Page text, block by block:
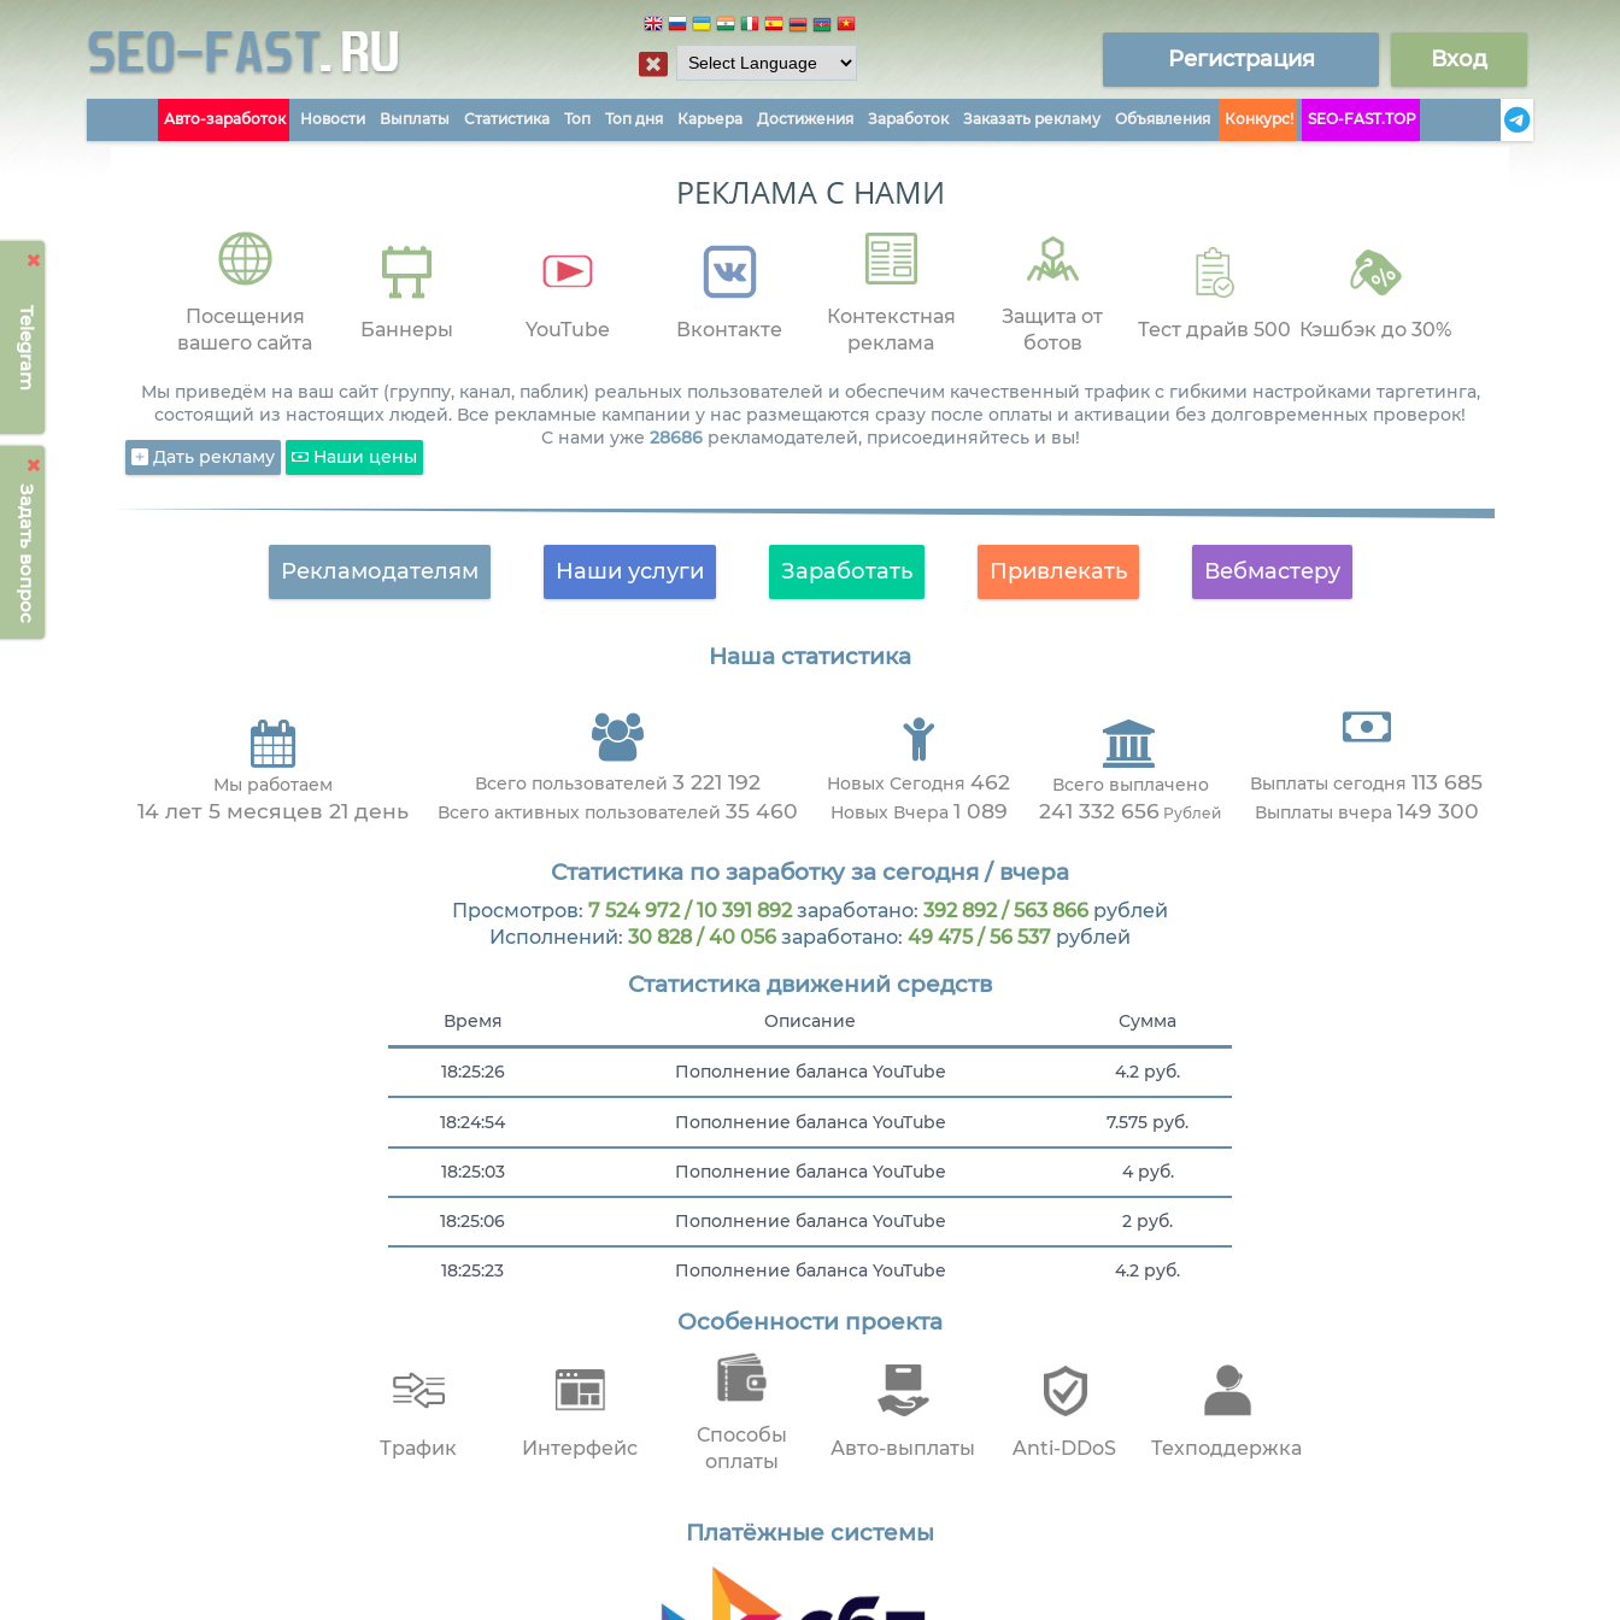
Telegram
Задать вопрос
Регистрация Вход
Авто-заработок Новости Выплаты Статистика Топ Топ дня Карьера Достижения Заработок Заказать рекламу Объявления Конкурс! SEO-FAST.TOP
РЕКЛАМА С НАМИ
Посещения
вашего сайта
Баннеры YouTube Вконтакте
Контекстная
реклама
Защита от
ботов
Тест драйв 500 Кэшбэк до 30%
Мы приведём на ваш сайт (группу, канал, паблик) реальных пользователей и обеспечим качественный трафик с гибкими настройками таргетинга,
состоящий из настоящих людей. Все рекламные кампании у нас размещаются сразу после оплаты и активации без долговременных проверок!
С нами уже 28686рекламодателей, присоединяйтесь и вы!
Дать рекламу
Наши цены
Рекламодателям Наши услуги Заработать Привлекать Вебмастеру
Наша статистика
Мы работаем
14 лет 5 месяцев 21 день
Всего пользователей 3 221 192
Всего активных пользователей 35 460
Новых Сегодня 462
Новых Вчера 1 089
Всего выплачено
241 332 656 Рублей
Выплаты сегодня 113 685
Выплаты вчера 149 300
Статистика по заработку за сегодня / вчера
Просмотров: 7 524 972 / 10 391 892заработано: 392 892 / 563 866 рублей
Исполнений: 30 828 / 40 056 заработано: 49 475 / 56 537 рублей
Статистика движений средств
Время Описание Сумма
18:25:26 Пополнение баланса YouTube 4.2 руб.
18:24:54 Пополнение баланса YouTube 7.575 руб.
18:25:03 Пополнение баланса YouTube 4 руб.
18:25:06 Пополнение баланса YouTube 2 руб.
18:25:23 Пополнение баланса YouTube 4.2 руб.
Пополнение баланса YouTube
Особенности проекта
Трафик Интерфейс
Способы
оплаты
Авто-выплаты Anti-DDoS Техподдержка
Платёжные системы